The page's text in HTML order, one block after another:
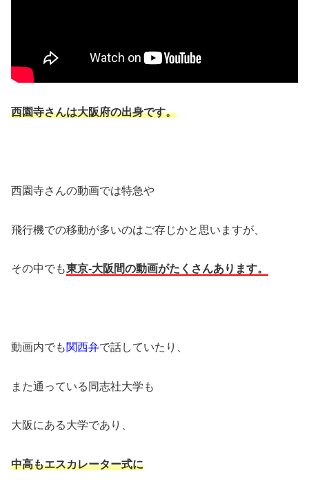
西園寺さんは大阪府の出身です。
西園寺さんの動画では特急や
飛行機での移動が多いのはご存じかと思いますが、
その中でも東京-大阪間の動画がたくさんあります。
動画内でも関西弁で話していたり、
また通っている同志社大学も
大阪にある大学であり、
中高もエスカレーター式に